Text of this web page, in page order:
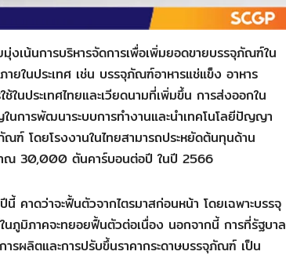
งเน้นการบริหารจัดการเพื่อเพิ่มยอดขายบรรจุภัณฑ์ใน
ยในประเทศ เช่น บรรจุภัณฑ์อาหารแช่แข็ง อาหาร
นประเทศไทยและเวียดนามที่เพิ่มขึ้น การส่งออกใน
การพัฒนาระบบการทำงานและนำเทคโนโลยีปัญญา
ณฑ์ โดยโรงงานในไทยสามารถประหยัดต้นทุนด้าน
าณ 30,000 ตันคาร์บอนต่อปี ในปี 2566
คาดว่าจะฟื้นตัวจากไตรมาสก่อนหน้า โดยเฉพาะบรรจุ
ภูมิภาคจะทยอยฟื้นตัวต่อเนื่อง นอกจากนี้ การที่รัฐบาล
ผลิตและการปรับขึ้นราคากระดาษบรรจุภัณฑ์ เป็น